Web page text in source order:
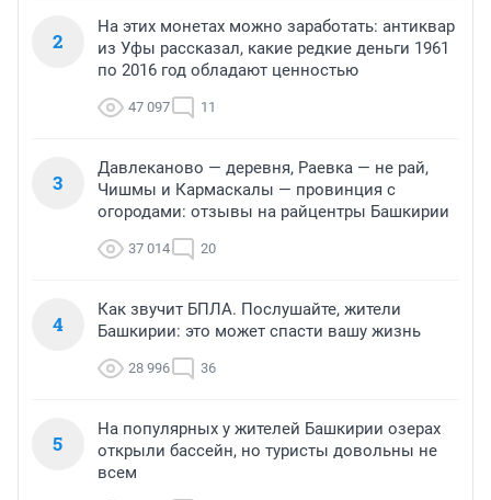
2
На этих монетах можно заработать: антиквар
из Уфы рассказал, какие редкие деньги 1961
по 2016 год обладают ценностью
47 097 11
3
Давлеканово — деревня, Раевка — не рай,
Чишмы и Кармаскалы — провинция с
огородами: отзывы на райцентры Башкирии
37 014 20
4
Как звучит БПЛА. Послушайте, жители
Башкирии: это может спасти вашу жизнь
28 996 36
5
На популярных у жителей Башкирии озерах
открыли бассейн, но туристы довольны не
всем